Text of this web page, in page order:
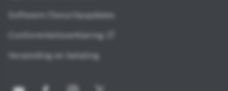
Software-/Securityupdates
Conformiteitsverklaring
Verzending en betaling